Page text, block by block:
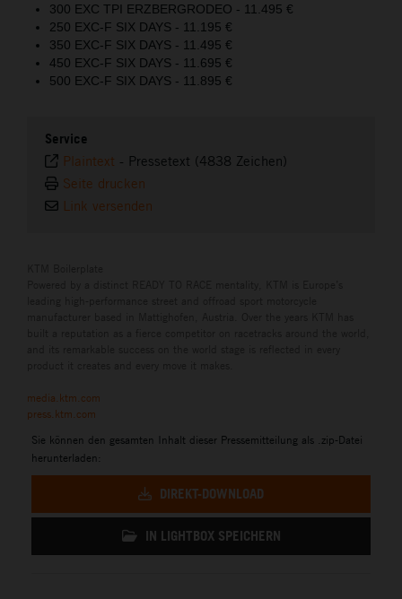
300 EXC TPI ERZBERGRODEO - 11.495 €
250 EXC-F SIX DAYS - 11.195 €
350 EXC-F SIX DAYS - 11.495 €
450 EXC-F SIX DAYS - 11.695 €
500 EXC-F SIX DAYS - 11.895 €
Service
Plaintext - Pressetext (4838 Zeichen)
Seite drucken
Link versenden
media.ktm.com
press.ktm.com
Sie können den gesamten Inhalt dieser Pressemitteilung als .zip-Datei
herunterladen:
DIREKT-DOWNLOAD
IN LIGHTBOX SPEICHERN